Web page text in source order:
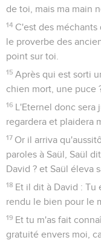
de toi, mais ma main
14 C'est des
le proverbe des
point sur toi.
15 Après qui est sorti
chien mort, une puce
16 L'Eternel donc sera
regardera et plaidera
17 Or il arriva
paroles à Saül, Saül
David ? et Saül éleva
18 Et il dit à David : Tu
rendu le bien pour le
19 Et tu m'as fait
gratuité envers moi,